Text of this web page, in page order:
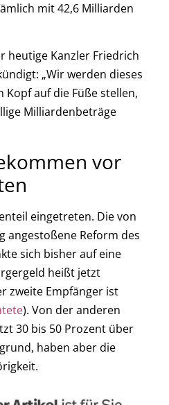
mit 42,6 Milliarden
heutige Kanzler Friedrich
„Wir werden dieses
Kopf auf die Füße stellen,
Milliardenbeträge
vor
eingetreten. Die von
angestoßene Reform des
sich bisher auf eine
heißt jetzt
zweite Empfänger ist
). Von der anderen
30 bis 50 Prozent über
haben aber die